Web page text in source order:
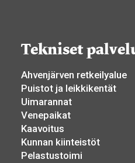
Tekniset
Ahvenjärven retkeilyalue
Puistot ja leikkikentät
Uimarannat
Venepaikat
Kaavoitus
Kunnan kiinteistöt
Pelastustoimi